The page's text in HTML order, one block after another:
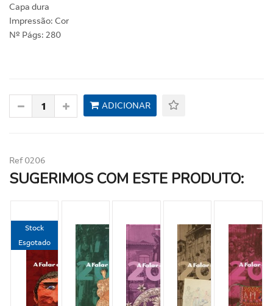
Capa dura
Impressão: Cor
Nº Págs: 280
ADICIONAR
Ref 0206
SUGERIMOS COM ESTE PRODUTO:
Stock
Esgotado